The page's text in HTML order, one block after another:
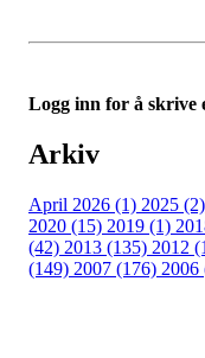
Logg inn for å skrive
Arkiv
April 2026 (1) 2025 (2)
2020 (15) 2019 (1)
(42) 2013 (135) 2012
(149) 2007 (176) 2006